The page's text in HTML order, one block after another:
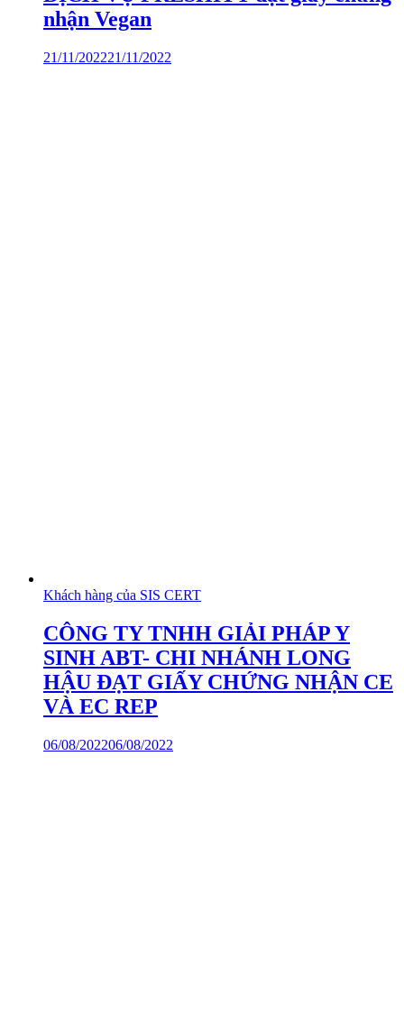
nhận Vegan
21/11/202221/11/2022
Khách hàng của SIS CERT
CÔNG TY TNHH GIẢI PHÁP Y
SINH ABT- CHI NHÁNH LONG
HẬU ĐẠT GIẤY CHỨNG NHẬN CE
VÀ EC REP
06/08/202206/08/2022